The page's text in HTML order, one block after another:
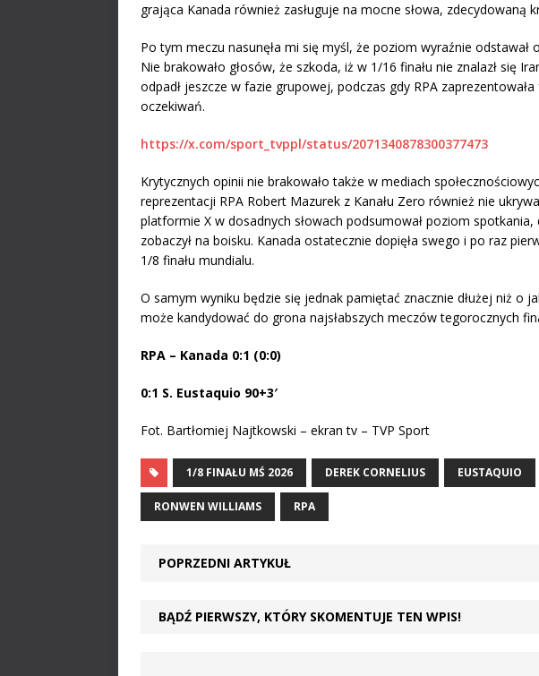
grająca Kanada również zasługuje na mocne słowa, zdecydowaną
Po tym meczu nasunęła mi się myśl, że poziom wyraźnie
Nie brakowało głosów, że szkoda, iż w 1/16 finału nie znalazł się
odpadł jeszcze w fazie grupowej, podczas gdy RPA
oczekiwań.
https://x.com/sport_tvppl/status/2071340878300377473
Krytycznych opinii nie brakowało także w mediach
reprezentacji RPA Robert Mazurek z Kanału Zero również nie
platformie X w dosadnych słowach podsumował poziom
zobaczył na boisku. Kanada ostatecznie dopięła swego i po raz
1/8 finału mundialu.
O samym wyniku będzie się jednak pamiętać znacznie dłużej niż o
może kandydować do grona najsłabszych meczów tegorocznych
RPA – Kanada 0:1 (0:0)
0:1 S. Eustaquio 90+3′
Fot. Bartłomiej Najtkowski – ekran tv – TVP Sport
1/8 FINAŁU MŚ 2026 DEREK CORNELIUS EUSTAQUIO
RONWEN WILLIAMS RPA
POPRZEDNI ARTYKUŁ
BĄDŹ PIERWSZY, KTÓRY SKOMENTUJE TEN WPIS!